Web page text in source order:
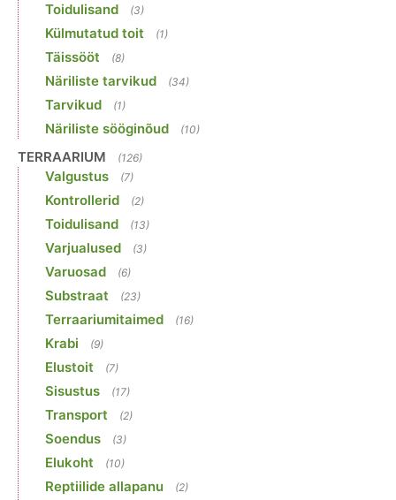
Toidulisand (3)
Külmutatud toit (1)
Täissööt (8)
Näriliste tarvikud (34)
Tarvikud (1)
Näriliste sööginõud (10)
TERRAARIUM (126)
Valgustus (7)
Kontrollerid (2)
Toidulisand (13)
Varjualused (3)
Varuosad (6)
Substraat (23)
Terraariumitaimed (16)
Krabi (9)
Elustoit (7)
Sisustus (17)
Transport (2)
Soendus (3)
Elukoht (10)
Reptiilide allapanu (2)